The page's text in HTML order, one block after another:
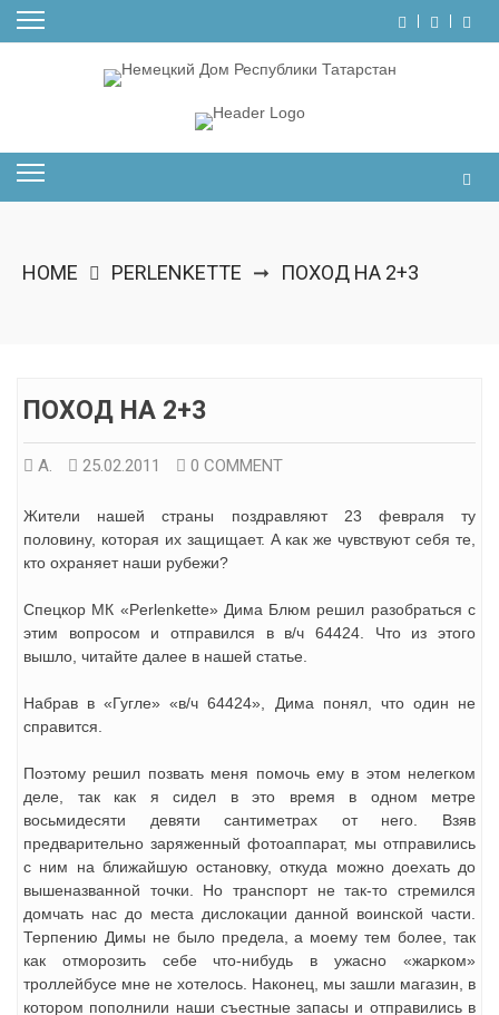
Skip
HOME PERLENKETTE ➞ ПОХОД НА 2+3
ПОХОД НА 2+3
А. 25.02.2011 0 COMMENT
Жители нашей страны поздравляют 23 февраля ту
половину, которая их защищает. А как же чувствуют себя те,
кто охраняет наши рубежи?
Спецкор МК «Perlenkette» Дима Блюм решил разобраться с
этим вопросом и отправился в в/ч 64424. Что из этого
вышло, читайте далее в нашей статье.
Набрав в «Гугле» «в/ч 64424», Дима понял, что один не
справится.
Поэтому решил позвать меня помочь ему в этом нелегком
деле, так как я сидел в это время в одном метре
восьмидесяти девяти сантиметрах от него. Взяв
предварительно заряженный фотоаппарат, мы отправились
с ним на ближайшую остановку, откуда можно доехать до
вышеназванной точки. Но транспорт не так-то стремился
домчать нас до места дислокации данной воинской части.
Терпению Димы не было предела, а моему тем более, так
как отморозить себе что-нибудь в ужасно «жарком»
троллейбусе мне не хотелось. Наконец, мы зашли магазин, в
котором пополнили наши съестные запасы и отправились в